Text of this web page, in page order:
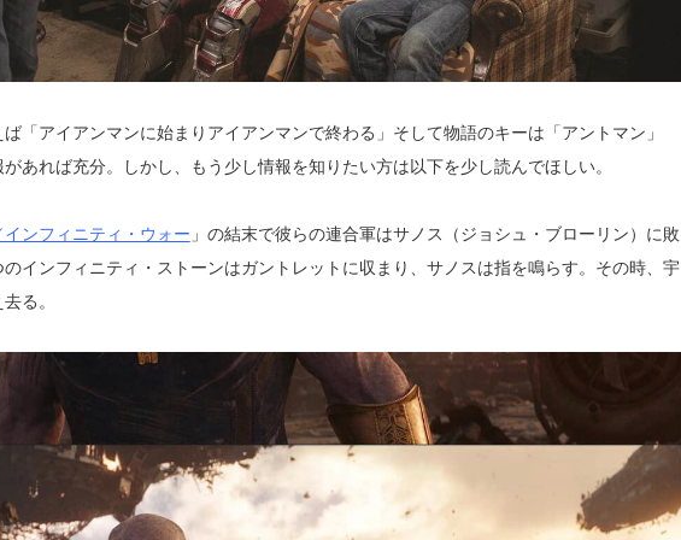
ば「アイアンマンに始まりアイアンマンで終わる」そして物語のキーは「アントマン」
あれば充分。しかし、もう少し情報を知りたい方は以下を少し読んでほしい。
ンフィニティ・ウォー 」の結末で彼らの連合軍はサノス（ジョシュ・ブローリン）に敗
インフィニティ・ストーンはガントレットに収まり、サノスは指を鳴らす。その時、宇
る。